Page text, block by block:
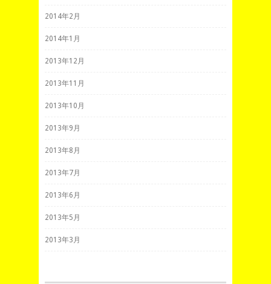
2014年2月
2014年1月
2013年12月
2013年11月
2013年10月
2013年9月
2013年8月
2013年7月
2013年6月
2013年5月
2013年3月